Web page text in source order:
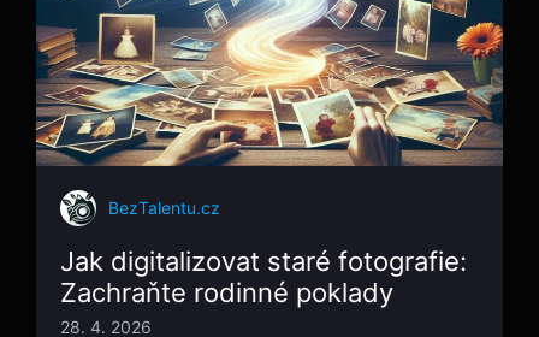
BezTalentu.cz
Jak digitalizovat staré fotografie:
Zachraňte rodinné poklady
28. 4. 2026